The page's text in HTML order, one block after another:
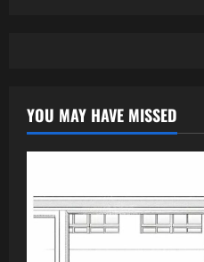
YOU MAY HAVE MISSED